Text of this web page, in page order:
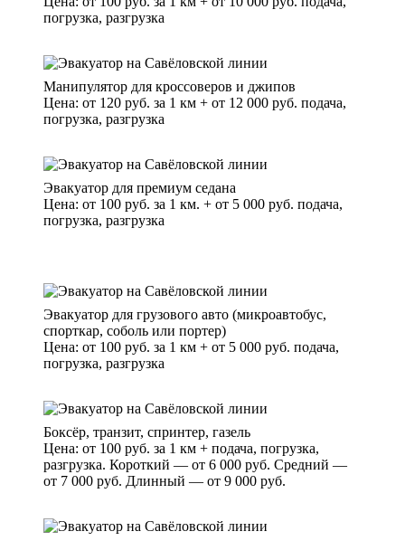
погрузка, разгрузка
Манипулятор для кроссоверов и джипов
Цена: от 120 руб. за 1 км + от 12 000 руб. подача,
погрузка, разгрузка
Эвакуатор для премиум седана
Цена: от 100 руб. за 1 км. + от 5 000 руб. подача,
погрузка, разгрузка
Эвакуатор для грузового авто (микроавтобус,
спорткар, соболь или портер)
Цена: от 100 руб. за 1 км + от 5 000 руб. подача,
погрузка, разгрузка
Боксёр, транзит, спринтер, газель
Цена: от 100 руб. за 1 км + подача, погрузка,
разгрузка. Короткий — от 6 000 руб. Средний —
от 7 000 руб. Длинный — от 9 000 руб.